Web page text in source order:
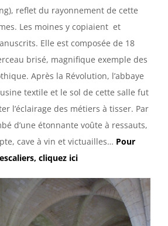
reflet du rayonnement de cette
Les moines y copiaient et
Elle est composée de 18
brisé, magnifique exemple des
Après la Révolution, l’abbaye
textile et le sol de cette salle fut
l’éclairage des métiers à tisser. Par
d’une étonnante voûte à ressauts,
cave à vin et victuailles… Pour
cliquez ici